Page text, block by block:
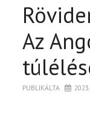
PÓLÓ RENDELÉS
Az
PUBLIKÁLTA